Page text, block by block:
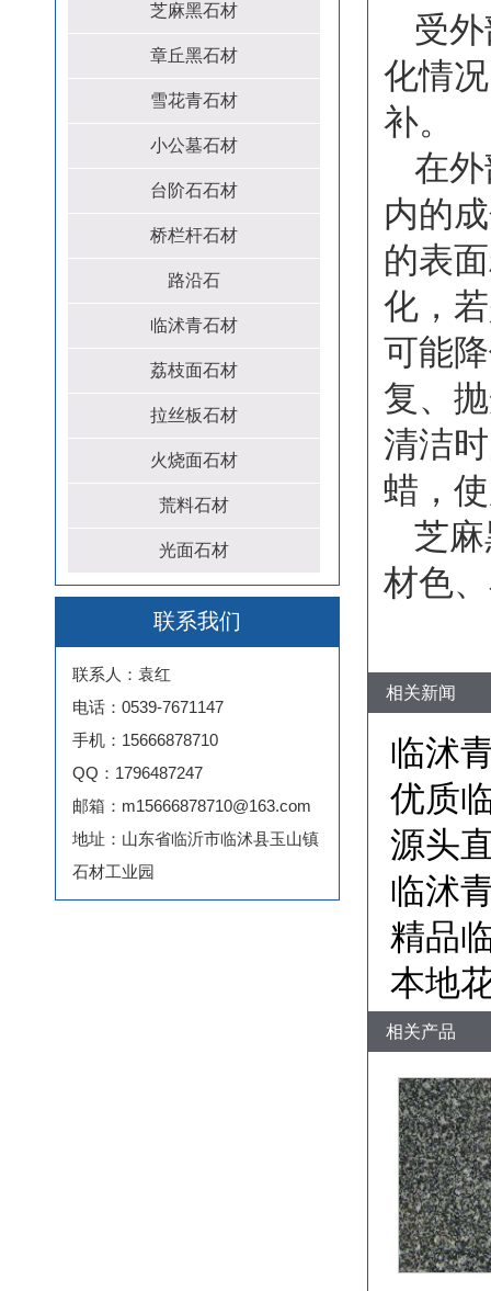
芝麻黑石材
章丘黑石材
雪花青石材
小公墓石材
台阶石石材
桥栏杆石材
路沿石
临沭青石材
荔枝面石材
拉丝板石材
火烧面石材
荒料石材
光面石材
联系我们
联系人：袁红
电话：0539-7671147
手机：15666878710
QQ：1796487247
邮箱：m15666878710@163.com
地址：山东省临沂市临沭县玉山镇
石材工业园
受
化情
补。
在
内的
的表
化，
可能
复、
清洁
蜡，
芝
材色
相关新闻
临沭
优质
源头
临沭
精品
本地
相关产品